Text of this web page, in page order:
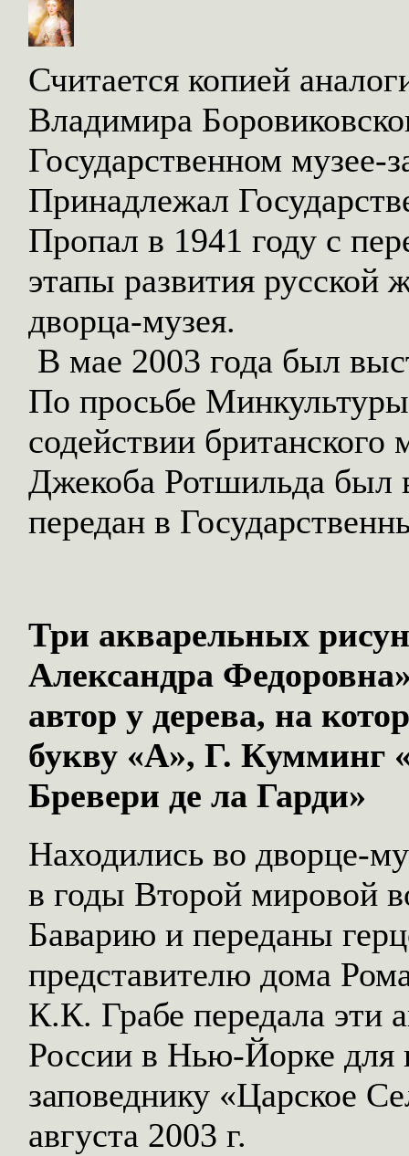
Считается копией
Владимира
Государственном музее-
Принадлежал
Пропал в 1941 году с
этапы развития русской
дворца-музея.
В мае 2003 года был
По просьбе
содействии британского
Джекоба Ротшильда был
передан в
Три акварельных
Александра
автор у дерева, на
букву «А», Г. Кумминг
Бревери де ла Гарди»
Находились во дворце-
в годы Второй мировой
Баварию и переданы
представителю дома
К.К. Грабе передала эти
России в Нью-Йорке для
заповеднику «Царское
августа 2003 г.